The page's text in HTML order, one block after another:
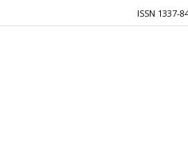
ISSN 1337-